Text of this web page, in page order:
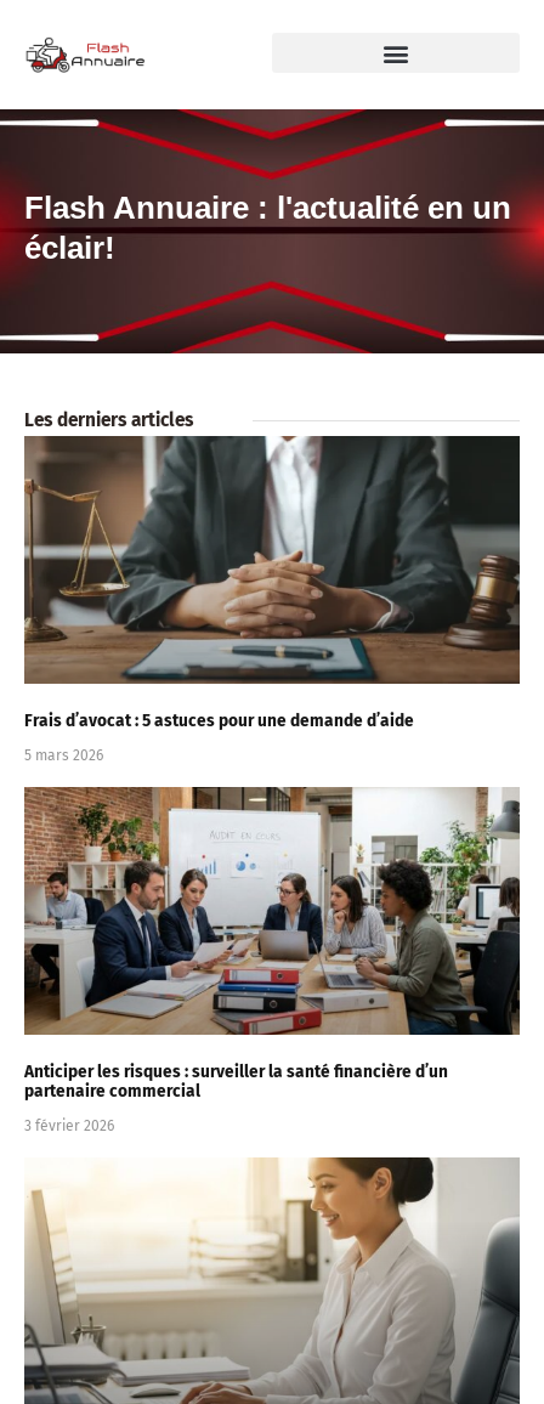
Flash Annuaire : l'actualité en un
éclair!
Les derniers articles
Frais d’avocat : 5 astuces pour une demande d’aide
5 mars 2026
Anticiper les risques : surveiller la santé financière d’un
partenaire commercial
3 février 2026